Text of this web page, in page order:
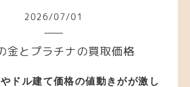
2026/07/01
金とプラチナの買取価格
ドル建て価格の値動きがが激し